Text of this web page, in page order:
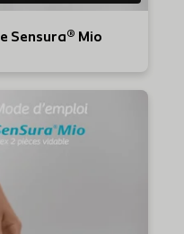
Sensura® Mio